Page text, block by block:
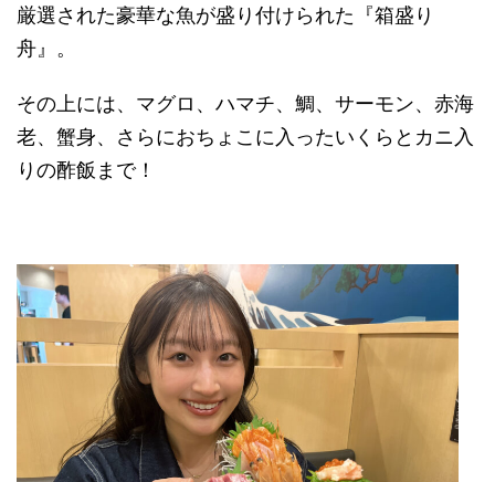
厳選された豪華な魚が盛り付けられた『箱盛り
舟』。
その上には、マグロ、ハマチ、鯛、サーモン、赤海
老、蟹身、さらにおちょこに入ったいくらとカニ入
りの酢飯まで！